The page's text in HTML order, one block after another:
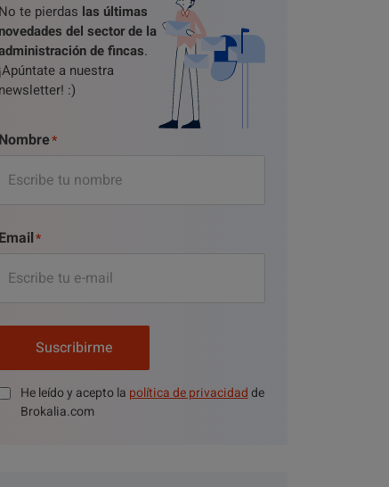
No te pierdas las últimas
novedades del sector de la
de fincas.
¡Apúntate a nuestra
newsletter! :)
Nombre
Email
Suscribirme
He leído y acepto la política de privacidadde
Brokalia.com